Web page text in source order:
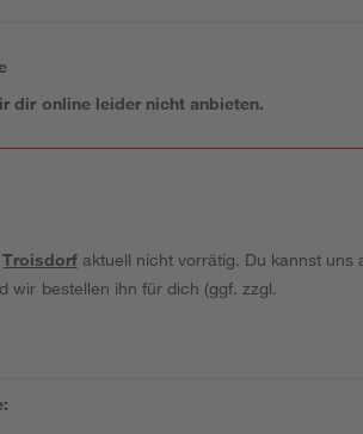
dir online leider nicht anbieten.
Troisdorfaktuell nicht vorrätig. Du kannst uns
wir bestellen ihn für dich (ggf. zzgl.